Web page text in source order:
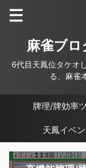
麻雀ブ
6代目天鳳位タケオ
る、麻雀
牌理/牌効率
天鳳イベン